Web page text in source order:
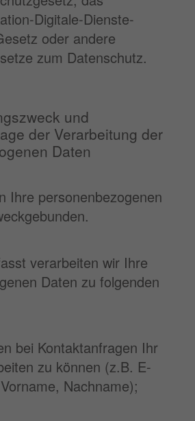
Digitale-Dienste-
oder andere
zum Datenschutz.
und
der Verarbeitung der
Daten
Ihre personenbezogenen
verarbeiten wir Ihre
Daten zu folgenden
bei Kontaktanfragen Ihr
zu können (z.B. E-
Nachname);